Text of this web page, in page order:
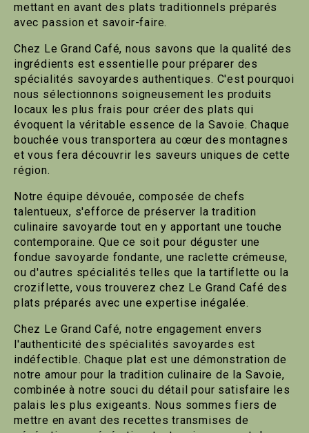
mettant en avant des plats traditionnels préparés
avec passion et savoir-faire.
Chez Le Grand Café, nous savons que la qualité des
ingrédients est essentielle pour préparer des
spécialités savoyardes authentiques. C'est pourquoi
nous sélectionnons soigneusement les produits
locaux les plus frais pour créer des plats qui
évoquent la véritable essence de la Savoie. Chaque
bouchée vous transportera au cœur des montagnes
et vous fera découvrir les saveurs uniques de cette
région.
Notre équipe dévouée, composée de chefs
talentueux, s'efforce de préserver la tradition
culinaire savoyarde tout en y apportant une touche
contemporaine. Que ce soit pour déguster une
fondue savoyarde fondante, une raclette crémeuse,
ou d'autres spécialités telles que la tartiflette ou la
croziflette, vous trouverez chez Le Grand Café des
plats préparés avec une expertise inégalée.
Chez Le Grand Café, notre engagement envers
l'authenticité des spécialités savoyardes est
indéfectible. Chaque plat est une démonstration de
notre amour pour la tradition culinaire de la Savoie,
combinée à notre souci du détail pour satisfaire les
palais les plus exigeants. Nous sommes fiers de
mettre en avant des recettes transmises de